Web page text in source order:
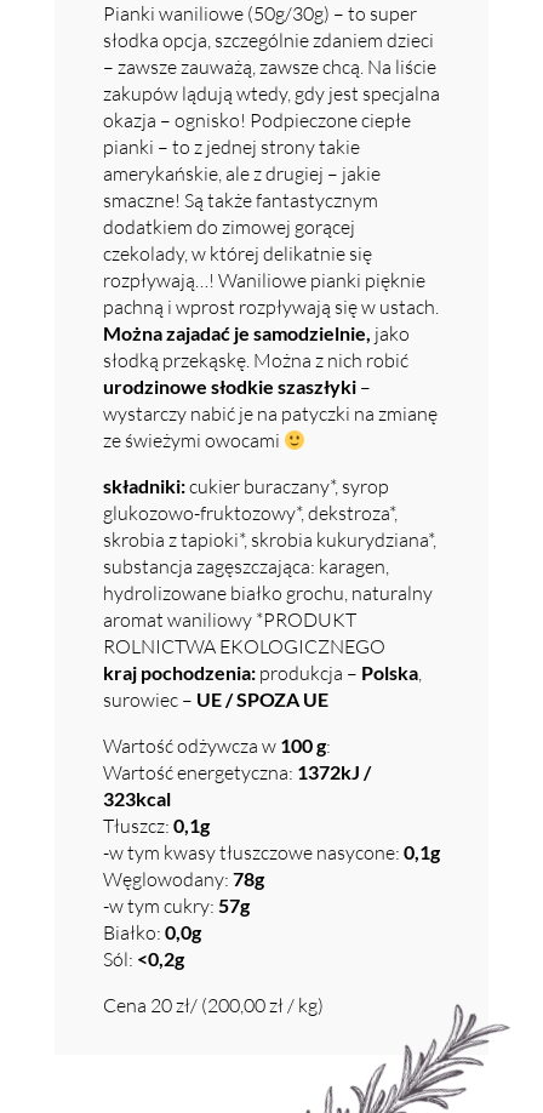
Pianki waniliowe (50g/30g) – to super
słodka opcja, szczególnie zdaniem dzieci
– zawsze zauważą, zawsze chcą. Na liście
zakupów lądują wtedy, gdy jest specjalna
okazja – ognisko! Podpieczone ciepłe
pianki – to z jednej strony takie
amerykańskie, ale z drugiej – jakie
smaczne! Są także fantastycznym
dodatkiem do zimowej gorącej
czekolady, w której delikatnie się
rozpływają…! Waniliowe pianki pięknie
pachną i wprost rozpływają się w ustach.
Można zajadać je samodzielnie, jako
słodką przekąskę. Można z nich robić
urodzinowe słodkie szaszłyki–
wystarczy nabić je na patyczki na zmianę
ze świeżymi owocami
składniki:cukier buraczany*, syrop
glukozowo-fruktozowy*, dekstroza*,
skrobia z tapioki*, skrobia kukurydziana*,
substancja zagęszczająca: karagen,
hydrolizowane białko grochu, naturalny
aromat waniliowy *PRODUKT
ROLNICTWA EKOLOGICZNEGO
kraj pochodzenia: produkcja – Polska,
surowiec – UE / SPOZA UE
Wartość odżywcza w 100 g:
Wartość energetyczna: 1372kJ /
323kcal
Tłuszcz: 0,1g
-w tym kwasy tłuszczowe nasycone: 0,1g
Węglowodany: 78g
-w tym cukry: 57g
Białko: 0,0g
Sól: <0,2g
Cena 20 zł/ (200,00 zł / kg)